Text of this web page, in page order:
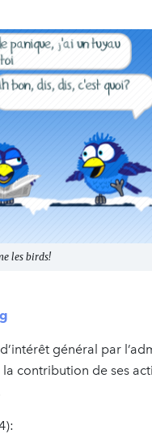
les birds!
général par
contribution de ses